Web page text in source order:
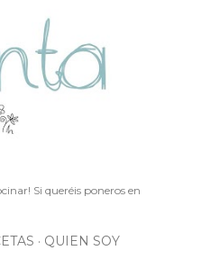
Si queréis poneros en
QUIEN SOY